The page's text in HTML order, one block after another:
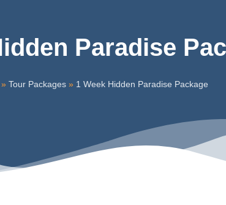
Paradise
» Tour Packages » 1 Week Hidden Paradise Package